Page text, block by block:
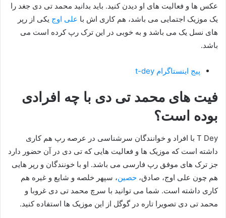
عکس ها و فعالیت های او دیدن کنید. باید بدانید محمد تی دی جغد را
یک موزیک اجتمایی می باشد، هم کاری اش با علی اوج یکی از رپر
های نسل یک می باشد و به خوبی در این ترک رپ کرده است می
باشد.
پیج اینستاگرام t-dey
فیت های محمد تی دی با چه افرادی
بوده است؟
T Dey با افراد و خوانندگان سرشناسی در عرصه رپ هم کاری
داشته است که موزیک ها و فعالیت هایی که تی دی در آن حضور دارد
جز ترک های موفق رپ فارسی می باشد. او با خونندگان و رپر هایی
هم چون علی اوج، صادق، حصین، سپهر خلصه و شایع و غیره هم
کاری داشته است. شما می توانید با سرچ محمد تی دی غروبا و
محمد تی دی تصویرا تاره در گوگل از این موزیک ها استفاده کنید.